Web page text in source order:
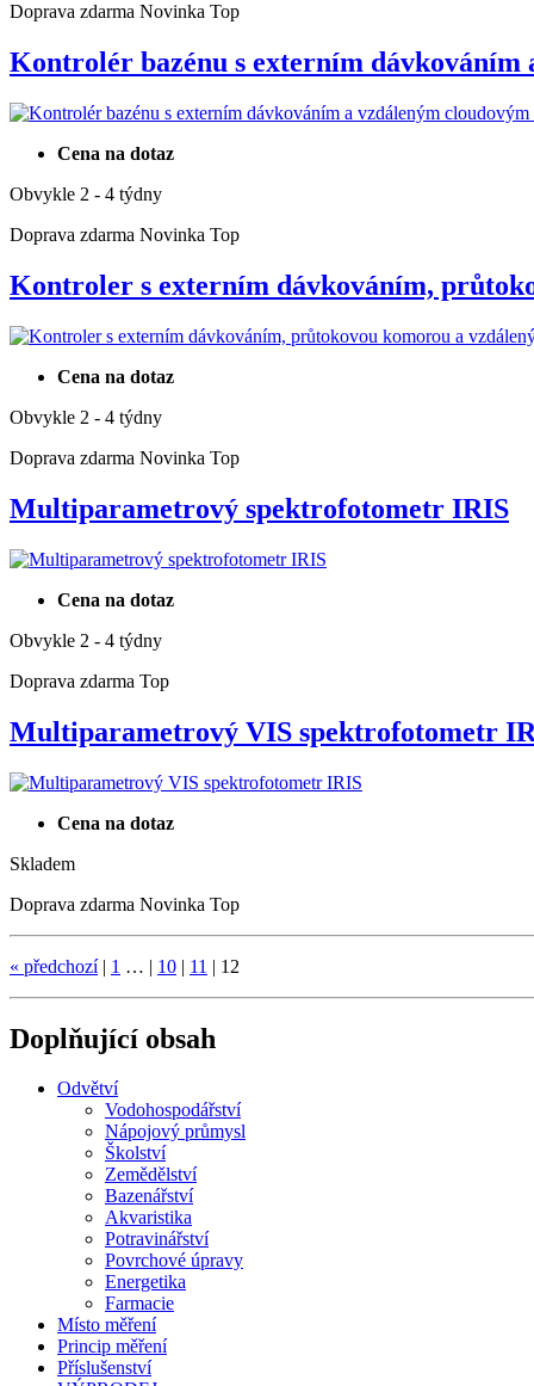
Doprava zdarma Novinka Top
Kontrolér bazénu s externím
Cena na dotaz
Obvykle 2 - 4 týdny
Doprava zdarma Novinka Top
Kontroler s externím dávkováním,
Cena na dotaz
Obvykle 2 - 4 týdny
Doprava zdarma Novinka Top
Multiparametrový spektrofotometr IRIS
Cena na dotaz
Obvykle 2 - 4 týdny
Doprava zdarma Top
Multiparametrový VIS spektrofotometr
Cena na dotaz
Skladem
Doprava zdarma Novinka Top
« předchozí | 1 … | 10 | 11 | 12
Doplňující obsah
Odvětví
Vodohospodářství
Nápojový průmysl
Školství
Zemědělství
Bazenářství
Akvaristika
Potravinářství
Povrchové úpravy
Energetika
Farmacie
Místo měření
Princip měření
Příslušenství